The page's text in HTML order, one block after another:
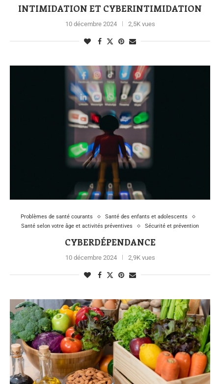
INTIMIDATION ET CYBERINTIMIDATION
10 décembre 2024 2,5K vues
Problèmes de santé courants
Santé des enfants et adolescents
Santé selon votre âge et activités préventives
Sécurité et prévention
CYBERDÉPENDANCE
10 décembre 2024 2,9K vues